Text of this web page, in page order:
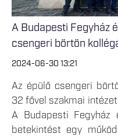
A Budapesti Fegyház
csengeri börtön
2024-06-30 13:21
Az épülő csengeri
32 fővel szakmai
A Budapesti Fegyház
betekintést egy